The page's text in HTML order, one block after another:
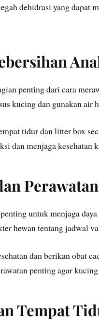
dehidrasi yang dapat
penting dari cara
kucing dan gunakan air
tidur dan litter box
dan menjaga kesehatan
untuk menjaga
hewan tentang jadwal
dan berikan obat
penting agar
Tempat